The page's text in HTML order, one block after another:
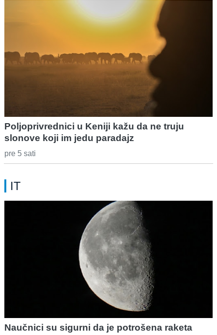
Poljoprivrednici u Keniji kažu da ne truju
slonove koji im jedu paradajz
pre 5 sati
IT
Naučnici su sigurni da je potrošena raketa